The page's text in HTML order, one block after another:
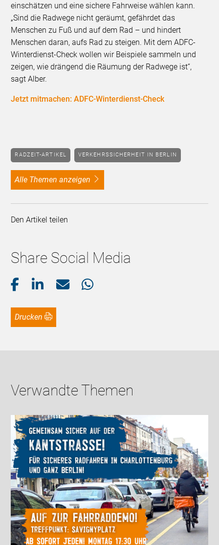
einschätzen und eine sichere Fahrweise wählen kann.
„Sind die Radwege nicht geräumt, gefährdet das
Menschen zu Fuß und auf dem Rad – und hindert
Menschen daran, aufs Rad zu steigen. Mit dem ADFC-
Winterdienst-Check wollen wir Beispiele sammeln und
zeigen, wie drängend die Räumung der Radwege ist“,
sagt Alber.
Jetzt mitmachen: ADFC-Winterdienst-Check
RADZEIT-ARTIKEL VERKEHRSSICHERHEIT IN BERLIN
alle Themen anzeigen
Den Artikel teilen
Share Social Media
Drucken
Verwandte Themen